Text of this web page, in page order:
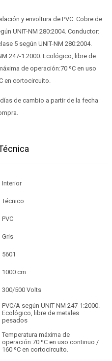
y envoltura de PVC. Cobre de
UNIT-NM 280:2004. Conductor:
5 según UNIT-NM 280:2004.
247-1:2000. Ecológico, libre de
de operación:70 ºC en uso
en cortocircuito.
de cambio a partir de la fecha
Interior
Técnico
PVC
Gris
5601
1000 cm
300/500 Volts
PVC/A según UNIT-NM 247-1:2000.
Ecológico, libre de metales
pesados
Temperatura máxima de
operación:70 ºC en uso continuo /
160 ºC en cortocircuito.